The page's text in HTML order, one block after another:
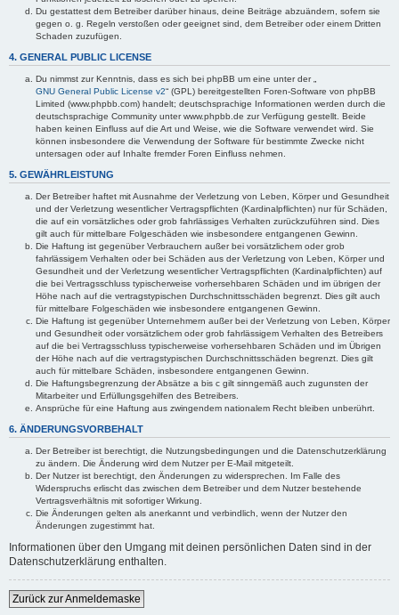
Du gestattest dem Betreiber darüber hinaus, deine Beiträge abzuändern, sofern sie
gegen o. g. Regeln verstoßen oder geeignet sind, dem Betreiber oder einem Dritten
Schaden zuzufügen.
4. GENERAL PUBLIC LICENSE
Du nimmst zur Kenntnis, dass es sich bei phpBB um eine unter der „
GNU General Public License v2“ (GPL) bereitgestellten Foren-Software von phpBB
Limited (www.phpbb.com) handelt; deutschsprachige Informationen werden durch die
deutschsprachige Community unter www.phpbb.de zur Verfügung gestellt. Beide
haben keinen Einfluss auf die Art und Weise, wie die Software verwendet wird. Sie
können insbesondere die Verwendung der Software für bestimmte Zwecke nicht
untersagen oder auf Inhalte fremder Foren Einfluss nehmen.
5. GEWÄHRLEISTUNG
Der Betreiber haftet mit Ausnahme der Verletzung von Leben, Körper und Gesundheit
und der Verletzung wesentlicher Vertragspflichten (Kardinalpflichten) nur für Schäden,
die auf ein vorsätzliches oder grob fahrlässiges Verhalten zurückzuführen sind. Dies
gilt auch für mittelbare Folgeschäden wie insbesondere entgangenen Gewinn.
Die Haftung ist gegenüber Verbrauchern außer bei vorsätzlichem oder grob
fahrlässigem Verhalten oder bei Schäden aus der Verletzung von Leben, Körper und
Gesundheit und der Verletzung wesentlicher Vertragspflichten (Kardinalpflichten) auf
die bei Vertragsschluss typischerweise vorhersehbaren Schäden und im übrigen der
Höhe nach auf die vertragstypischen Durchschnittsschäden begrenzt. Dies gilt auch
für mittelbare Folgeschäden wie insbesondere entgangenen Gewinn.
Die Haftung ist gegenüber Unternehmern außer bei der Verletzung von Leben, Körper
und Gesundheit oder vorsätzlichem oder grob fahrlässigem Verhalten des Betreibers
auf die bei Vertragsschluss typischerweise vorhersehbaren Schäden und im Übrigen
der Höhe nach auf die vertragstypischen Durchschnittsschäden begrenzt. Dies gilt
auch für mittelbare Schäden, insbesondere entgangenen Gewinn.
Die Haftungsbegrenzung der Absätze a bis c gilt sinngemäß auch zugunsten der
Mitarbeiter und Erfüllungsgehilfen des Betreibers.
Ansprüche für eine Haftung aus zwingendem nationalem Recht bleiben unberührt.
6. ÄNDERUNGSVORBEHALT
Der Betreiber ist berechtigt, die Nutzungsbedingungen und die Datenschutzerklärung
zu ändern. Die Änderung wird dem Nutzer per E-Mail mitgeteilt.
Der Nutzer ist berechtigt, den Änderungen zu widersprechen. Im Falle des
Widerspruchs erlischt das zwischen dem Betreiber und dem Nutzer bestehende
Vertragsverhältnis mit sofortiger Wirkung.
Die Änderungen gelten als anerkannt und verbindlich, wenn der Nutzer den
Änderungen zugestimmt hat.
Informationen über den Umgang mit deinen persönlichen Daten sind in der
Datenschutzerklärung enthalten.
Zurück zur Anmeldemaske